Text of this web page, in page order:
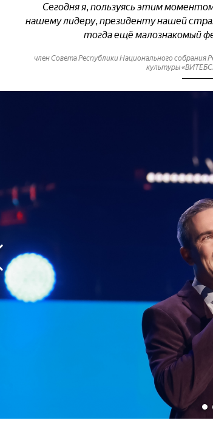
Сегодня я, пользуясь этим
нашему лидеру, президенту нашей
тогда ещё малознакомый
член Совета Республики Национального собрания
культуры